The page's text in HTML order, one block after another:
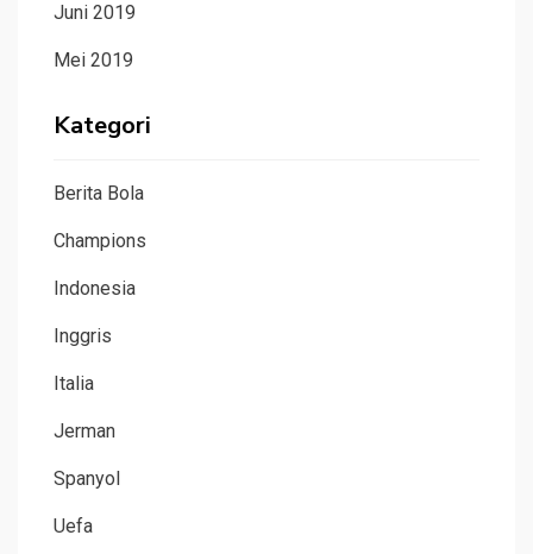
Juni 2019
Mei 2019
Kategori
Berita Bola
Champions
Indonesia
Inggris
Italia
Jerman
Spanyol
Uefa